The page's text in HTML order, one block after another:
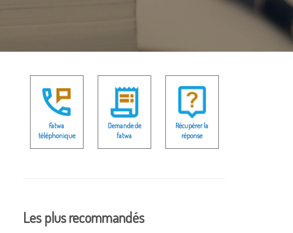
Fatwa
téléphonique
Demande de
fatwa
Récupérer la
réponse
Les plus recommandés